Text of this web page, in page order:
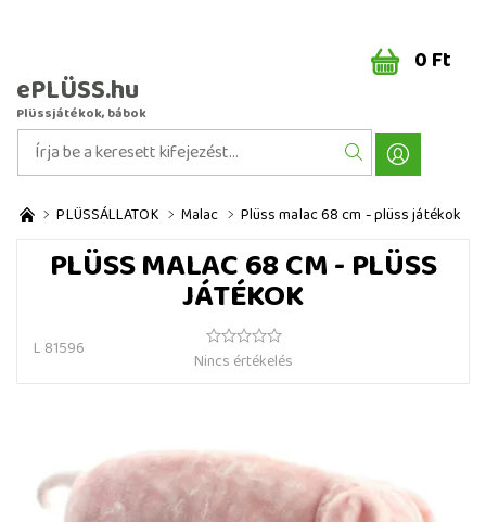
ePLÜSS.hu
Plüssjátékok, bábok
0 Ft
PLÜSSÁLLATOK Malac Plüss malac 68 cm - plüss játékok
PLÜSS MALAC 68 CM - PLÜSS
JÁTÉKOK
L 81596
Nincs értékelés